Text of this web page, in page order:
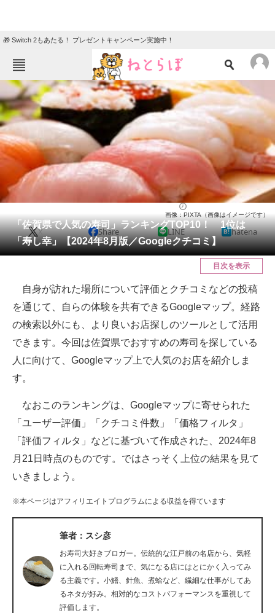
🎁 Switch 2もあたる！ プレゼントキャンペーン実施中！
ねとらぼメニュー
TOP ニュース
エンタメ クイズ
グルメ 地域
住まい 教育・育児
動物 リサーチ
会員記事
メディア
ITの今と未来を見通す
スマホと通信の最新トレンド
進化するPCとデバイスの未来
ビジネスと働き方のヒント
企業ITのトレンドを詳説
ITエンジニア向け専門サイト
企業向けIT製品の総合サイト
IT製品の技術・比較・事例
「佐賀県で人気の寿司」ランキングTOP10！ 1位は
「寿し幸」【2024年8月版／Googleクチコミ】
画像：PIXTA（画像はイメージです）
X Share LINE hatena
目次を表示
自身が訪れた場所について評価とクチコミなどの投稿
を通じて、自らの体験を共有できるGoogleマップ。経路
の検索以外にも、より良いお店探しのツールとして活用
できます。今回は佐賀県でおすすめの寿司を探している
人に向けて、Googleマップ上で人気のお店を紹介しま
す。
なおこのランキングは、Googleマップに寄せられた
「ユーザー評価」「クチコミ件数」「価格フィルタ」
「評価フィルタ」などに基づいて作成された、2024年8
月21日時点のものです。ではさっそく上位の結果を見て
いきましょう。
※本ページはアフィリエイトプログラムによる収益を得ています
筆者：スシ彦
お寿司大好きブロガー。伝統的な江戸前の名店から、気軽
に入れる回転寿司まで、気になる店にはとにかく入ってみ
る主義です。小鰭、針魚、煮蛤など、繊細な仕事がしてあ
るネタが好み。相対的なコストパフォーマンスを重視して
評価します。